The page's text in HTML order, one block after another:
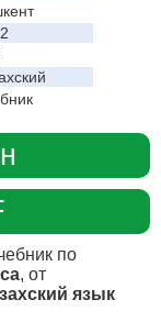
по
, от
язык